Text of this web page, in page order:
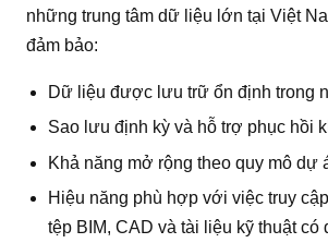
những trung tâm dữ liệu lớn tại Việt
đảm bảo:
Dữ liệu được lưu trữ ổn định trong
Sao lưu định kỳ và hỗ trợ phục hồi
Khả năng mở rộng theo quy mô dự
Hiệu năng phù hợp với việc truy
tệp BIM, CAD và tài liệu kỹ thuật